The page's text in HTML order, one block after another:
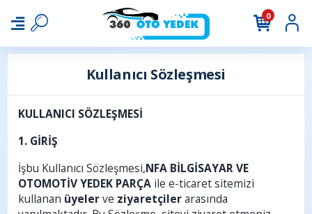
0
Kullanıcı Sözleşmesi
KULLANICI SÖZLEŞMESİ
1. GİRİŞ
İşbu Kullanıcı Sözleşmesi,NFA BİLGİSAYAR VE
OTOMOTİV YEDEK PARÇA ile e-ticaret sitemizi
kullanan üyelerve ziyaretçilerarasında